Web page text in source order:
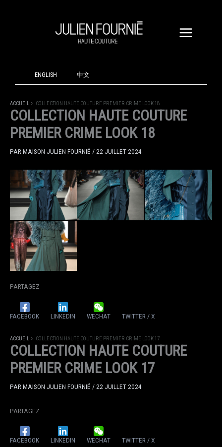
ENGLISH 中文
ACCUEIL COLLECTION HAUTE COUTURE PREMIER CRIME LOOK 18
COLLECTION HAUTE COUTURE
PREMIER CRIME LOOK 18
PAR MAISON JULIEN FOURNIÉ /22 JUILLET 2024
PARTAGEZ
FACEBOOK LINKEDIN WECHAT TWITTER / X
ACCUEIL COLLECTION HAUTE COUTURE PREMIER CRIME LOOK 17
COLLECTION HAUTE COUTURE
PREMIER CRIME LOOK 17
PARMAISON JULIEN FOURNIÉ /22 JUILLET 2024
PARTAGEZ
FACEBOOK LINKEDIN WECHAT TWITTER / X